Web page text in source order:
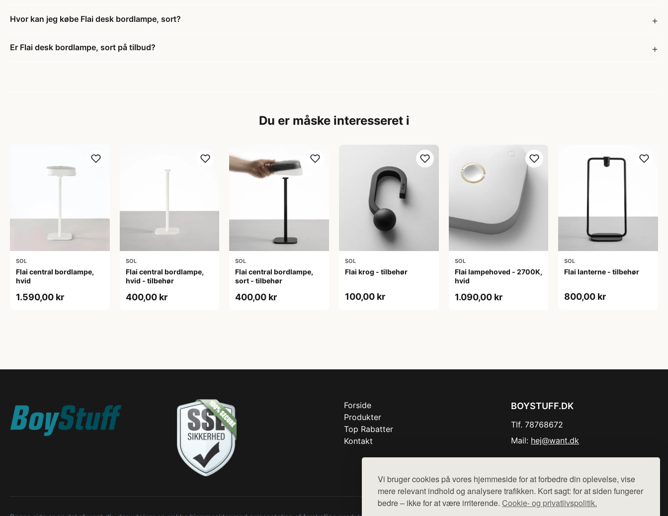
Vi bruger cookies på vores hjemmeside for at forbedre din oplevelse, vise
mere relevant indhold og analysere trafikken. Kort sagt: for at siden fungerer
bedre – ikke for at være irriterende. Cookie- og privatlivspolitik.
Hvor kan jeg købe Flai desk bordlampe, sort?
Er Flai desk bordlampe, sort på tilbud?
Du er måske interesseret i
SOL
Flai central bordlampe,
hvid
1.590,00 kr
SOL
Flai central bordlampe,
hvid - tilbehør
400,00 kr
SOL
Flai central bordlampe,
sort - tilbehør
400,00 kr
SOL
Flai krog - tilbehør
100,00 kr
SOL
Flai lampehoved - 2700K,
hvid
1.090,00 kr
SOL
Flai lanterne - tilbehør
800,00 kr
Forside
Produkter
Top Rabatter
Kontakt
BOYSTUFF.DK
Tlf. 78768672
Mail: hej@want.dk